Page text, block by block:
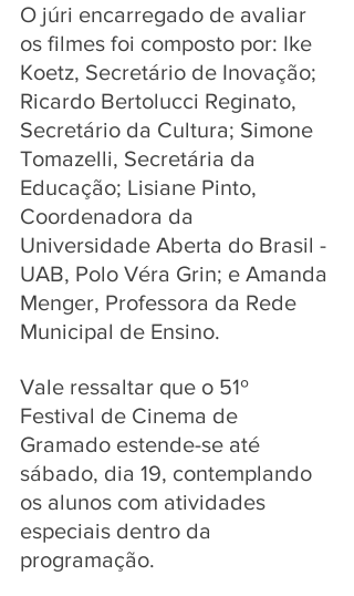
O júri encarregado de avaliar
os filmes foi composto por: Ike
Koetz, Secretário de Inovação;
Ricardo Bertolucci Reginato,
Secretário da Cultura; Simone
Tomazelli, Secretária da
Educação; Lisiane Pinto,
Coordenadora da
Universidade Aberta do Brasil -
UAB, Polo Véra Grin; e Amanda
Menger, Professora da Rede
Municipal de Ensino.
Vale ressaltar que o 51º
Festival de Cinema de
Gramado estende-se até
sábado, dia 19, contemplando
os alunos com atividades
especiais dentro da
programação.